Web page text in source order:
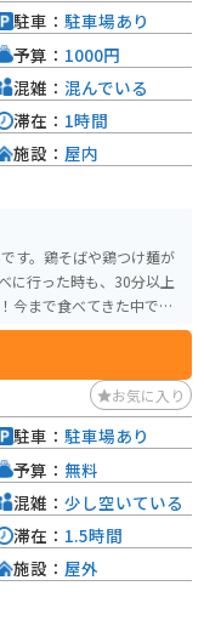
す。鶏そばや鶏つけ麺が
に行った時も、30分以上
まで食べてきた中で1番
ぜひ行ってみてくださ
駐車： 駐車場あり
予算： 1000円
混雑： 混んでいる
滞在： 1時間
施設： 屋内
お気に入り
駐車： 駐車場あり
予算： 無料
混雑： 少し空いている
滞在： 1.5時間
施設： 屋外